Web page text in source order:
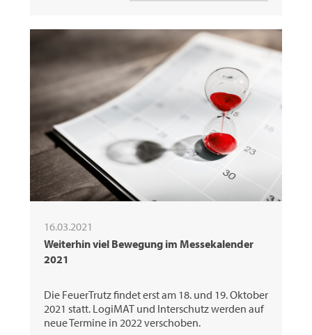
16.03.2021
Weiterhin viel Bewegung im Messekalender
2021
Die FeuerTrutz findet erst am 18. und 19. Oktober
2021 statt. LogiMAT und Interschutz werden auf
neue Termine in 2022 verschoben.